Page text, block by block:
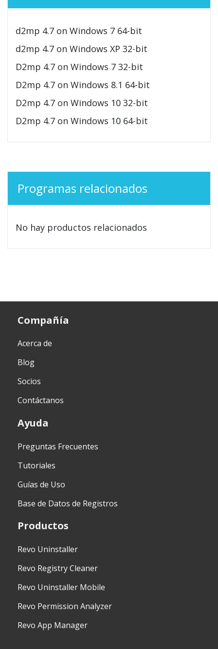
d2mp 4.7 on Windows 7 64-bit
d2mp 4.7 on Windows XP 32-bit
D2mp 4.7 on Windows 7 32-bit
D2mp 4.7 on Windows 8.1 64-bit
D2mp 4.7 on Windows 10 32-bit
D2mp 4.7 on Windows 10 64-bit
Programas relacionados
No hay productos relacionados
Compañía
Acerca de
Blog
Socios
Contáctanos
Ayuda
Preguntas Frecuentes
Tutoriales
Guías de Uso
Base de Datos de Registros
Productos
Revo Uninstaller
Revo Registry Cleaner
Revo Uninstaller Mobile
Revo Permission Analyzer
Revo App Manager